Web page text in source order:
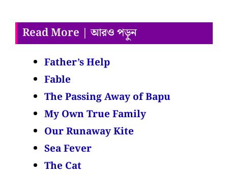
Read More | আরও পড়ুন
Father’s Help
Fable
The Passing Away of Bapu
My Own True Family
Our Runaway Kite
Sea Fever
The Cat